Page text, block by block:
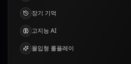
장기 기억
고지능 AI
몰입형 롤플레이